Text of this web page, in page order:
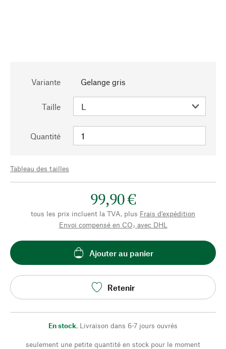
Variante Gelange gris
Taille
Quantité
Tableau des tailles
99,90 €
tous les prix incluent la TVA, plus Frais d'expédition
Envoi compensé en CO₂ avec DHL
Ajouter au panier
Retenir
En stock, Livraison dans 6-7 jours ouvrés
seulement une petite quantité en stock pour le moment